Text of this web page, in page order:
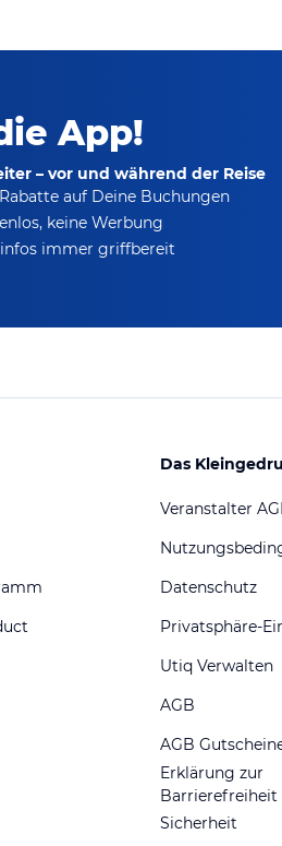
App!
– vor und während der Reise
auf Deine Buchungen
keine Werbung
immer griffbereit
Das
Veranstalter
Datenschutz
Privatsphäre-
Utiq Verwalten
AGB
AGB
Erklärung zur
Barrierefreiheit
Sicherheit